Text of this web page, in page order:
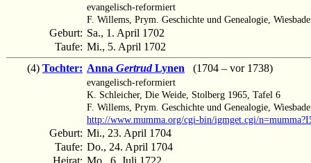
evangelisch-reformiert
F. Willems, Prym. Geschichte und Genealogie,
Geburt: Sa., 1. April 1702
Taufe: Mi., 5. April 1702
(4) Tochter: Anna GertrudLynen (1704 – vor 1738)
evangelisch-reformiert
K. Schleicher, Die Weide, Stolberg 1965, Tafel 6
F. Willems, Prym. Geschichte und Genealogie,
http://www.mumma.org/cgi-bin/igmget.cgi/
Geburt: Mi., 23. April 1704
Taufe: Do., 24. April 1704
Heirat: Mo., 6. Juli 1722